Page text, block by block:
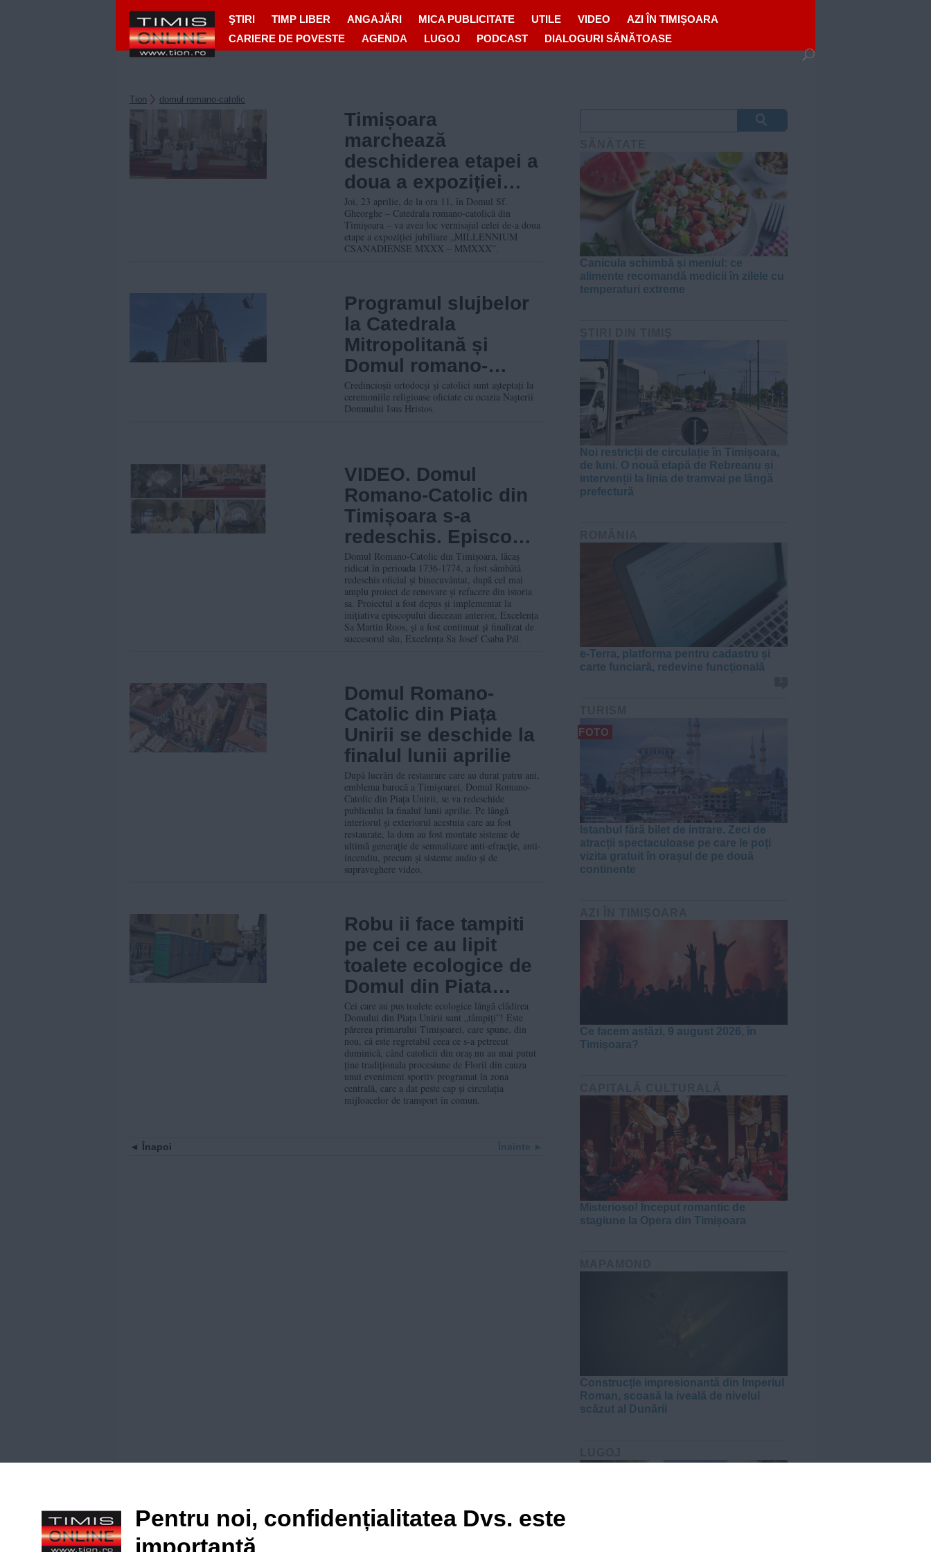
ŞTIRI TIMP LIBER ANGAJĂRI MICA PUBLICITATE UTILE VIDEO
AZI ÎN TIMIȘOARA
CARIERE DE POVESTE
AGENDA LUGOJ PODCAST DIALOGURI SĂNĂTOASE
Tion domul romano-catolic
Timișoara
marchează
deschiderea etapei a
doua a expoziției
„Millennium
Csanadiense” și
hramul Catedralei
Joi, 23 aprilie, de la ora 11, în Domul Sf.
Gheorghe – Catedrala romano-catolică din
Timișoara – va avea loc vernisajul celei de-a doua
etape a expoziției jubiliare „MILLENNIUM
CSANADIENSE MXXX – MMXXX”.
Programul slujbelor
la Catedrala
Mitropolitană și
Domul romano-
catolic din Timișoara
Credincioșii ortodocși și catolici sunt așteptați la
ceremoniile religioase oficiate cu ocazia Nașterii
Domnului Isus Hristos.
VIDEO. Domul
Romano-Catolic din
Timișoara s-a
redeschis. Episcopul
Csaba Pál : „Dorim
să fie un loc de
pace”
Domul Romano-Catolic din Timișoara, lăcaș
ridicat în perioada 1736-1774, a fost sâmbătă
redeschis oficial și binecuvântat, după cel mai
amplu proiect de renovare și refacere din istoria
sa. Proiectul a fost depus și implementat la
inițiativa episcopului diecezan anterior, Excelența
Sa Martin Roos, și a fost continuat și finalizat de
succesorul său, Excelența Sa Josef Csaba Pál.
Domul Romano-
Catolic din Piața
Unirii se deschide la
finalul lunii aprilie
După lucrări de restaurare care au durat patru ani,
emblema barocă a Timișoarei, Domul Romano-
Catolic din Piața Unirii, se va redeschide
publicului la finalul lunii aprilie. Pe lângă
interiorul și exteriorul acestuia care au fost
restaurate, la dom au fost montate sisteme de
ultimă generație de semnalizare anti-efracție, anti-
incendiu, precum și sisteme audio și de
supraveghere video.
Robu ii face tampiti
pe cei ce au lipit
toalete ecologice de
Domul din Piata
Unirii, la un maraton
sportiv
Cei care au pus toalete ecologice lângă clădirea
Domului din Piața Unirii sunt „tâmpiți”! Este
părerea primarului Timișoarei, care spune, din
nou, că este regretabil ceea ce s-a petrecut
duminică, când catolicii din oraș nu au mai putut
ține tradiționala procesiune de Florii din cauza
unui eveniment sportiv programat în zona
centrală, care a dat peste cap și circulația
mijloacelor de transport în comun.
Înapoi Înainte
Canicula schimbă și meniul: ce
alimente recomandă medicii în zilele cu
temperaturi extreme
Noi restricții de circulație în Timișoara,
de luni. O nouă etapă de Rebreanu și
intervenții la linia de tramvai pe lângă
prefectură
e-Terra, platforma pentru cadastru și
carte funciară, redevine funcțională
FOTO
Istanbul fără bilet de intrare. Zeci de
atracții spectaculoase pe care le poți
vizita gratuit în orașul de pe două
continente
Ce facem astăzi, 9 august 2026, în
Timișoara?
Misterioso! Început romantic de
stagiune la Opera din Timișoara
Construcție impresionantă din Imperiul
Roman, scoasă la iveală de nivelul
scăzut al Dunării
Pentru noi, confidențialitatea Dvs. este
importantă